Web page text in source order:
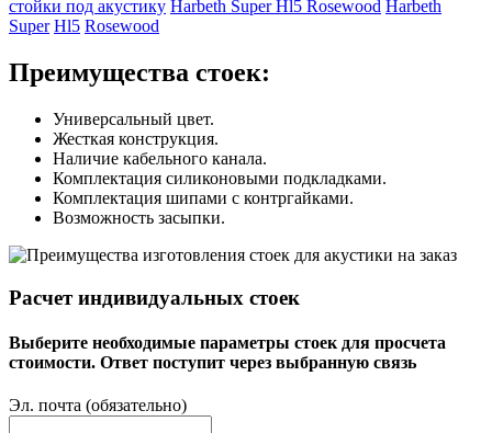
стойки под акустику Harbeth Super Hl5 Rosewood Harbeth
Super Hl5 Rosewood
Преимущества стоек:
Универсальный цвет.
Жесткая конструкция.
Наличие кабельного канала.
Комплектация силиконовыми подкладками.
Комплектация шипами с контргайками.
Возможность засыпки.
Расчет индивидуальных стоек
Выберите необходимые параметры стоек для просчета
стоимости. Ответ поступит через выбранную связь
Эл. почта (обязательно)